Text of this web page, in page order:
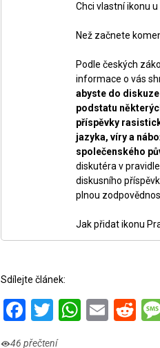
Chci vlastní ikonu
Než začnete
Podle českých
informace o vás
abyste do
podstatu
příspěvky
jazyka, víry a
společenského
diskutéra v
diskusního
plnou
Jak přidat ikonu
Sdílejte článek:
Facebook
Twitter
46 přečtení